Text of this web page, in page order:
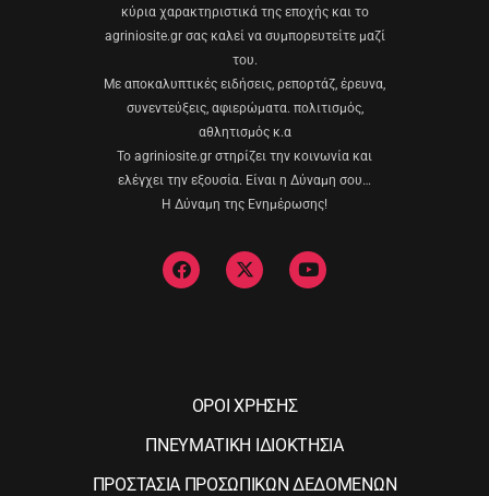
κύρια χαρακτηριστικά της εποχής και το
agriniosite.gr σας καλεί να συμπορευτείτε μαζί
του.
Με αποκαλυπτικές ειδήσεις, ρεπορτάζ, έρευνα,
συνεντεύξεις, αφιερώματα. πολιτισμός,
αθλητισμός κ.α
Το agriniosite.gr στηρίζει την κοινωνία και
ελέγχει την εξουσία. Είναι η Δύναμη σου…
Η Δύναμη της Ενημέρωσης!
ΟΡΟΙ ΧΡΗΣΗΣ
ΠΝΕΥΜΑΤΙΚΗ ΙΔΙΟΚΤΗΣΙΑ
ΠΡΟΣΤΑΣΙΑ ΠΡΟΣΩΠΙΚΩΝ ΔΕΔΟΜΕΝΩΝ